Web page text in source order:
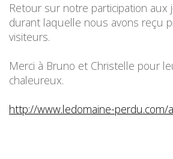
Retour sur notre participation aux
durant laquelle nous avons reçu
visiteurs.
Merci à Bruno et Christelle pour
chaleureux.
http://www.ledomaine-perdu.com/